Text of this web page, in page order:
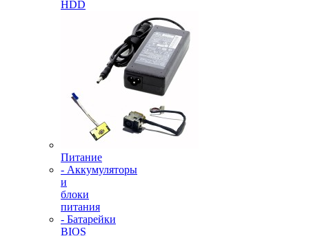
HDD
Питание
- Аккумуляторы
и
блоки
питания
- Батарейки
BIOS